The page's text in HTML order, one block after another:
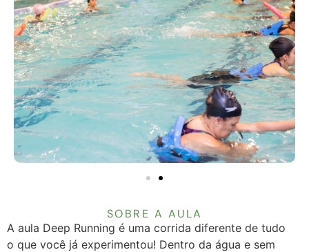
SOBRE A AULA
A aula Deep Running é uma corrida diferente de tudo
o que você já experimentou! Dentro da água e sem